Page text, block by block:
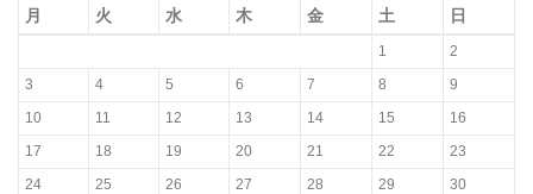
月 火 水 木 金 土 日
1
2
3
4 5 6 7 8
9
10
11 12 13 14 15
16
17
18 19 20 21 22
23
24
25 26 27 28 29
30